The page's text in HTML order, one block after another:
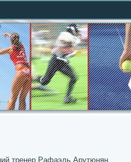
тренер Рафаэль Арутюнян